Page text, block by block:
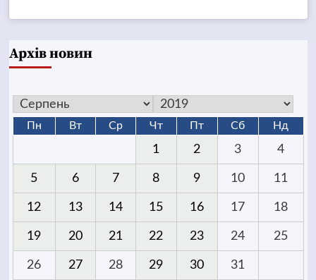
Архів новин
Пн Вт Ср Чт Пт Сб Нд
1 2 3 4
5 6 7 8 9 10 11
12 13 14 15 16 17 18
19 20 21 22 23 24 25
26 27 28 29 30 31